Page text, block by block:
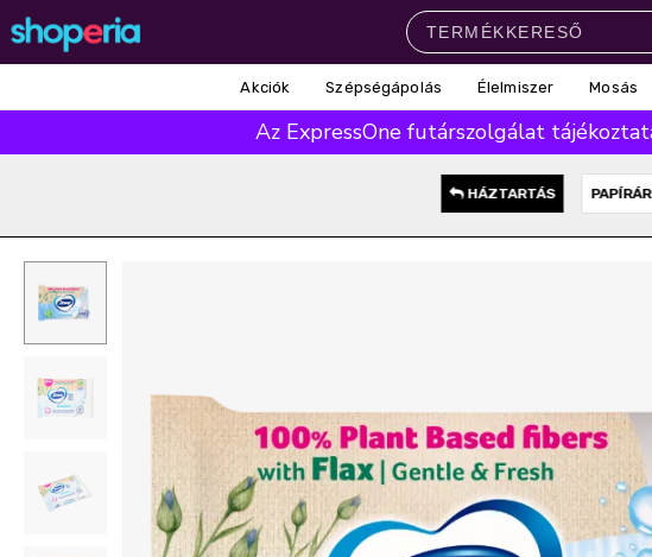
Élelmiszer
Népszerű márkák
Pampers
Népszerű keresések
lenor finish
Akciók Szépségápolás Élelmiszer Mosás
Az ExpressOne futárszolgálat
HÁZTARTÁS